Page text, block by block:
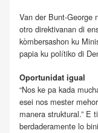
Van der Bunt-George
otro direktivanan di
kòmbersashon ku
papia ku polítiko di
Oportunidat igual
“Nos ke pa kada
esei nos mester
manera struktural.” E
berdaderamente lo